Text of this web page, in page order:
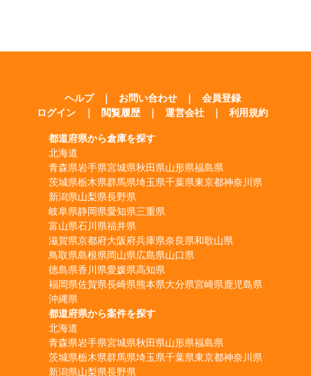
ヘルプ ｜ お問い合わせ ｜
会員登録
ログイン
｜ 閲覧履歴 ｜ 運営会社 ｜ 利用規約
都道府県から倉庫を探す
北海道
青森県岩手県宮城県秋田県山形県福島県
茨城県栃木県群馬県埼玉県千葉県東京都神奈川県
新潟県山梨県長野県
岐阜県静岡県愛知県三重県
富山県石川県福井県
滋賀県京都府大阪府兵庫県奈良県和歌山県
鳥取県島根県岡山県広島県山口県
徳島県香川県愛媛県高知県
福岡県佐賀県長崎県熊本県大分県宮崎県鹿児島県
沖縄県
都道府県から案件を探す
北海道
青森県岩手県宮城県秋田県山形県福島県
茨城県栃木県群馬県埼玉県千葉県東京都神奈川県
新潟県山梨県長野県